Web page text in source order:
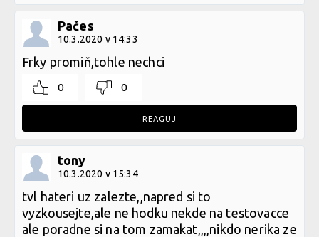
Pačes
10.3.2020 v 14:33
Frky promiň,tohle nechci
0 0
REAGUJ
tony
10.3.2020 v 15:34
tvl hateri uz zalezte,,napred si to
vyzkousejte,ale ne hodku nekde na testovacce
ale poradne si na tom zamakat,,,,nikdo nerika ze